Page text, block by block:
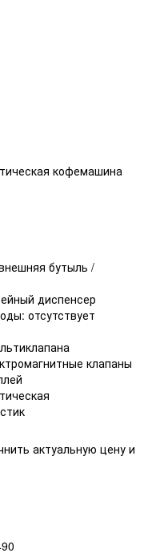
кофемашина
бутыль /
диспенсер
отсутствует
клапаны
актуальную цену и